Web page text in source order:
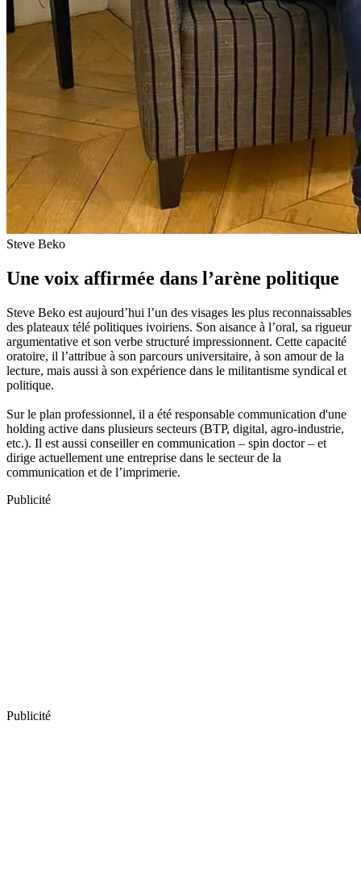
Steve Beko
Une voix affirmée dans l’arène politique
Steve Beko est aujourd’hui l’un des visages les plus reconnaissables
des plateaux télé politiques ivoiriens. Son aisance à l’oral, sa rigueur
argumentative et son verbe structuré impressionnent. Cette capacité
oratoire, il l’attribue à son parcours universitaire, à son amour de la
lecture, mais aussi à son expérience dans le militantisme syndical et
politique.
Sur le plan professionnel, il a été responsable communication d'une
holding active dans plusieurs secteurs (BTP, digital, agro-industrie,
etc.). Il est aussi conseiller en communication – spin doctor – et
dirige actuellement une entreprise dans le secteur de la
communication et de l’imprimerie.
Publicité
Publicité